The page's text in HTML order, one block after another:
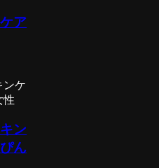
ア
ン
ん